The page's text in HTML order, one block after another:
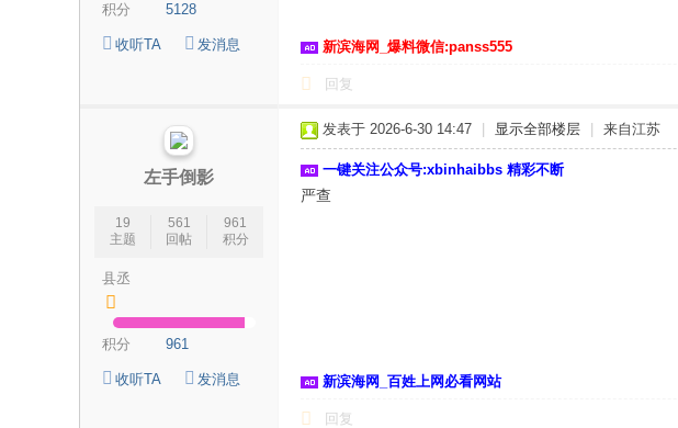
积分 5128
收听TA 发消息 新滨海网_爆料微信:panss555
回复
左手倒影
19
主题
561
回帖
961
积分
县丞
积分 961
收听TA 发消息
发表于 2026-6-30 14:47 显示全部楼层 来自江苏
一键关注公众号:xbinhaibbs 精彩不断
严查
新滨海网_百姓上网必看网站
回复